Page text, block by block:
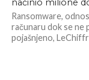
načinio milione
Ransomware,
računaru dok se ne
pojašnjeno,